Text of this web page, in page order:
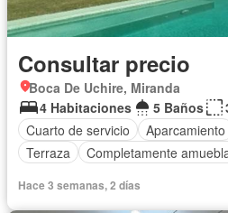
Consultar precio
Boca De Uchire, Miranda
4 Habitaciones
5 Baños
Cuarto de servicio
Aparcamiento
Terraza
Completamente
Hace 3 semanas, 2 días